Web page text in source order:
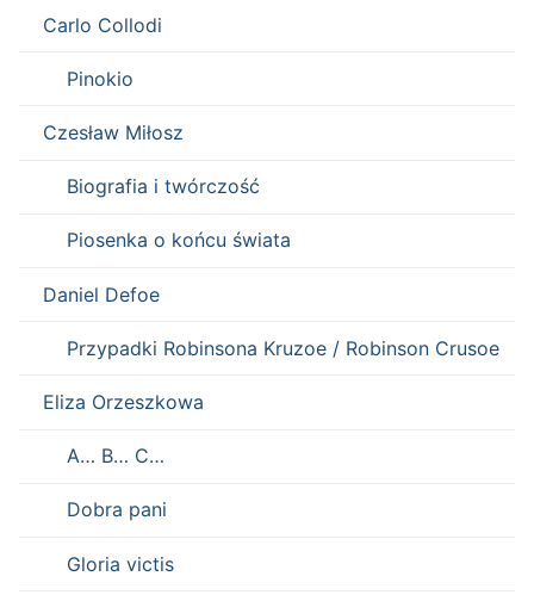
Carlo Collodi
Pinokio
Czesław Miłosz
Biografia i twórczość
Piosenka o końcu świata
Daniel Defoe
Przypadki Robinsona Kruzoe / Robinson Crusoe
Eliza Orzeszkowa
A… B… C…
Dobra pani
Gloria victis